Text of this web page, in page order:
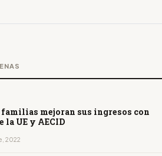
familias mejoran sus ingresos con
la UE y AECID
2022